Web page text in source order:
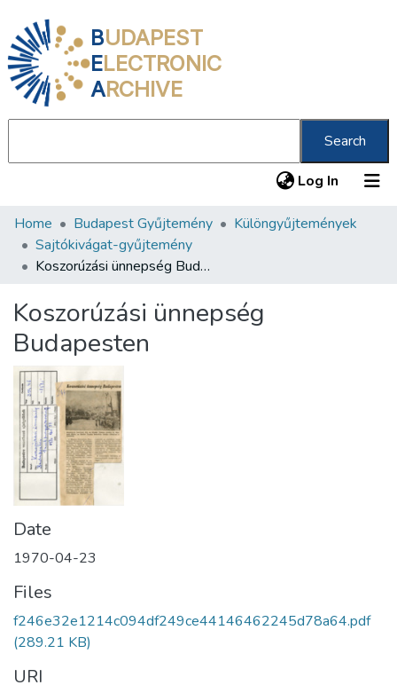
BUDAPEST
ELECTRONIC
ARCHIVE
Search
Log In (current)
Communities & Collections
All of DSpace
About us
Home Budapest Gyűjtemény
Különgyűjtemények
Sajtókivágat-gyűjtemény
Koszorúzási ünnepség Budapesten
Koszorúzási ünnepség
Budapesten
Date
1970-04-23
Files
f246e32e1214c094df249ce44146462245d78a64.pdf
(289.21 KB)
URI